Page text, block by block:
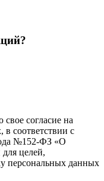
согласие на
соответствии с
№152-ФЗ «О
целей,
персональных данных